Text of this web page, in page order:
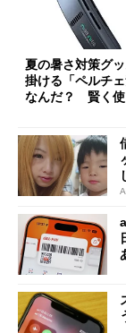
夏の暑さ対策グ
掛ける「ペルチ
なんだ？ 賢く使